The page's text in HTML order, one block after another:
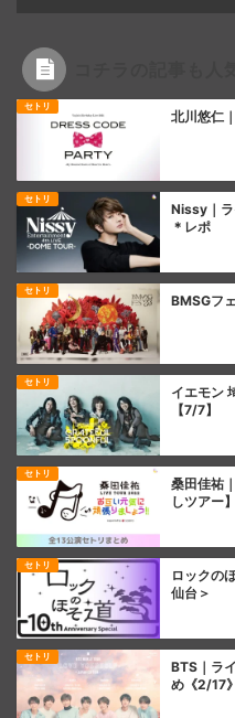
セトリ
北川悠仁
セトリ
Nissy｜
＊レポ
セトリ
BMSGフ
セトリ
イエモン
【7/7】
セトリ
桑田佳祐
しツアー】
セトリ
ロックの
仙台＞
セトリ
BTS｜ラ
め《2/17》